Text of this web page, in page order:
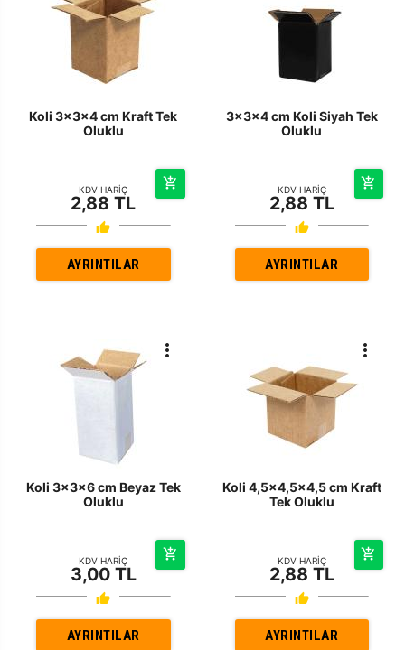
Koli 3x3x4 cm Kraft Tek
Oluklu
KDV HARİÇ
2,88 TL
AYRINTILAR
3x3x4 cm Koli Siyah Tek
Oluklu
KDV HARİÇ
2,88 TL
AYRINTILAR
Koli 3x3x6 cm Beyaz Tek
Oluklu
KDV HARİÇ
3,00 TL
AYRINTILAR
Koli 4,5x4,5x4,5 cm Kraft
Tek Oluklu
KDV HARİÇ
2,88 TL
AYRINTILAR